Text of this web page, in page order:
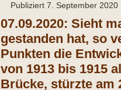
Publiziert 7. September 2020
07.09.2020: Sieht
gestanden hat, so
Punkten die
von 1913 bis 1915
Brücke, stürzte am